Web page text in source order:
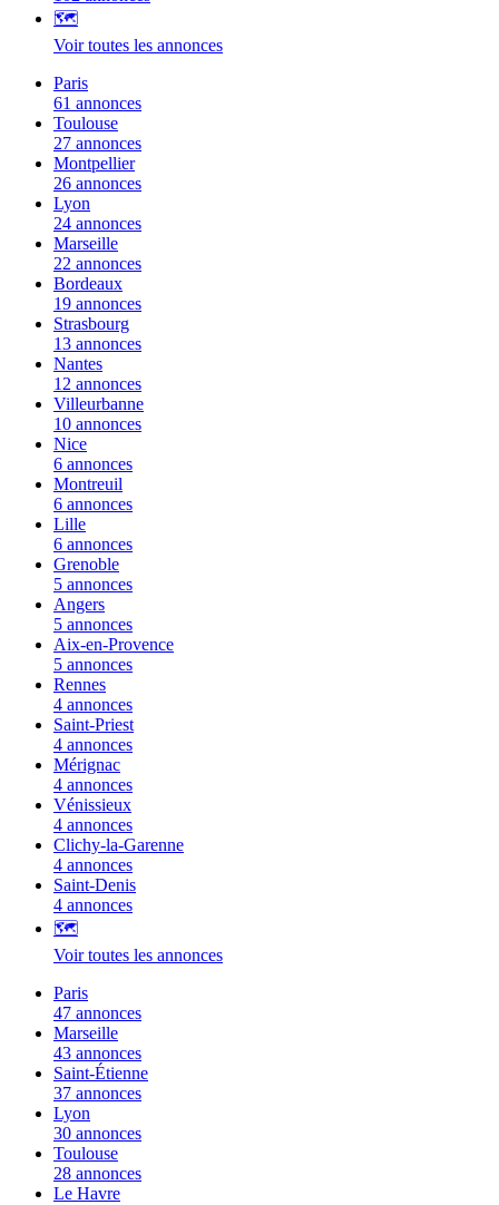
🗺️
Voir toutes les annonces
Paris
61 annonces
Toulouse
27 annonces
Montpellier
26 annonces
Lyon
24 annonces
Marseille
22 annonces
Bordeaux
19 annonces
Strasbourg
13 annonces
Nantes
12 annonces
Villeurbanne
10 annonces
Nice
6 annonces
Montreuil
6 annonces
Lille
6 annonces
Grenoble
5 annonces
Angers
5 annonces
Aix-en-Provence
5 annonces
Rennes
4 annonces
Saint-Priest
4 annonces
Mérignac
4 annonces
Vénissieux
4 annonces
Clichy-la-Garenne
4 annonces
Saint-Denis
4 annonces
🗺️
Voir toutes les annonces
Paris
47 annonces
Marseille
43 annonces
Saint-Étienne
37 annonces
Lyon
30 annonces
Toulouse
28 annonces
Le Havre